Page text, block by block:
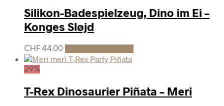
Silikon-Badespielzeug, Dino im Ei –
Konges Sløjd
CHF 44.00
29%
T-Rex Dinosaurier Piñata – Meri